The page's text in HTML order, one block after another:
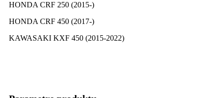
HONDA CRF 250 (2015-)
HONDA CRF 450 (2017-)
KAWASAKI KXF 450 (2015-2022)